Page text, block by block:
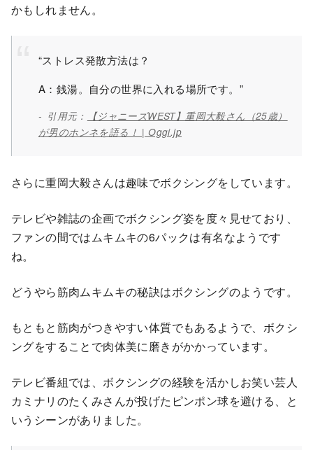
かもしれません。
“ストレス発散方法は？
A：銭湯。自分の世界に入れる場所です。”
引用元：
【ジャニーズWEST】重岡大毅さん（25歳）
が男のホンネを語る！ | Oggi.jp
さらに重岡大毅さんは趣味でボクシングをしています。
テレビや雑誌の企画でボクシング姿を度々見せており、
ファンの間ではムキムキの6パックは有名なようです
ね。
どうやら筋肉ムキムキの秘訣はボクシングのようです。
もともと筋肉がつきやすい体質でもあるようで、ボクシ
ングをすることで肉体美に磨きがかかっています。
テレビ番組では、ボクシングの経験を活かしお笑い芸人
カミナリのたくみさんが投げたピンポン球を避ける、と
いうシーンがありました。